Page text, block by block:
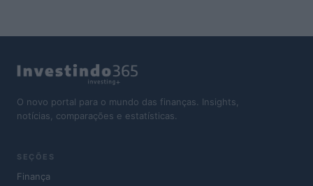
O novo portal para o mundo das finanças. Insights,
notícias, comparações e estatísticas.
SEÇÕES
Finança